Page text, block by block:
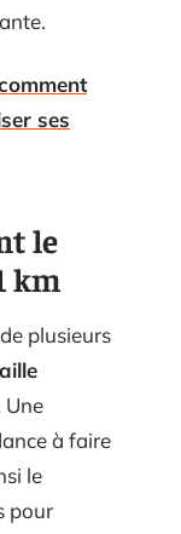
ses
le
km
plusieurs
Une
à faire
le
pour